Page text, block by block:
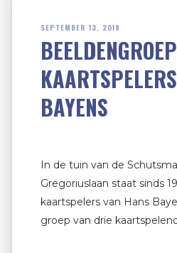
SEPTEMBER 13, 2019
BAYENS
In de tuin van de
Gregoriuslaan staat sinds
kaartspelers van Hans
groep van drie